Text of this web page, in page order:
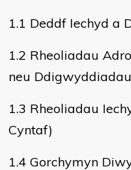
1.1 Deddf Iechyd a
1.2 Rheoliadau
neu
1.3 Rheoliadau
Cyntaf)
1.4 Gorchymyn